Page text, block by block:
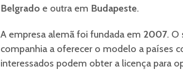
Belgrado e outra em Budapeste.
A empresa alemã foi fundada em 2007. O
companhia a oferecer o modelo a países
interessados podem obter a licença para